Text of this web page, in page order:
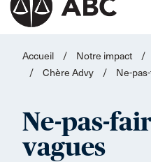
Accueil / Notre impact /
/
Chère Advy / Ne-
Ne-pas-
vagues